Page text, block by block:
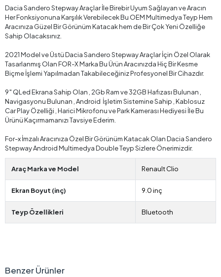
Dacia Sandero Stepway Araçlar İle Birebir Uyum Sağlayan ve Aracın
Her Fonksiyonuna Karşılık Verebilecek Bu OEM Multimedya Teyp Hem
Aracınıza Güzel Bir Görünüm Katacak hem de Bir Çok Yeni Özelliğe
Sahip Olacaksınız.
2021 Model ve Üstü Dacia Sandero Stepway Araçlar İçin Özel Olarak
Tasarlanmış Olan FOR-X Marka Bu Ürün Aracınızda Hiç Bir Kesme
Biçme İşlemi Yapılmadan Takabileceğiniz Profesyonel Bir Cihazdır.
9″ QLed Ekrana Sahip Olan , 2Gb Ram ve 32GB Hafızası Bulunan ,
Navigasyonu Bulunan , Android İşletim Sistemine Sahip , Kablosuz
Car Play Özelliği , Harici Mikrofonu ve Park Kamerası Hediyesi İle Bu
Ürünü Kaçırmamanızı Tavsiye Ederim.
For-x İmzalı Aracınıza Özel Bir Görünüm Katacak Olan Dacia Sandero
Stepway Android Multimedya Double Teyp Sizlere Önerimizdir.
Araç Marka ve Model Renault Clio
Ekran Boyut (inç) 9.0 inç
Teyp Özellikleri Bluetooth
Benzer Ürünler